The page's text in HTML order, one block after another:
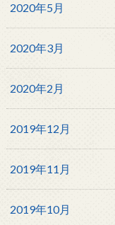
2020年5月
2020年3月
2020年2月
2019年12月
2019年11月
2019年10月